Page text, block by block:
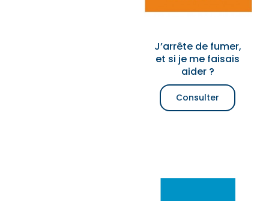
J’arrête de fumer,
et si je me faisais
aider ?
Consulter